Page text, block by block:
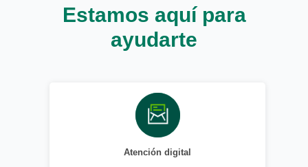
Estamos aquí para
ayudarte
Atención digital